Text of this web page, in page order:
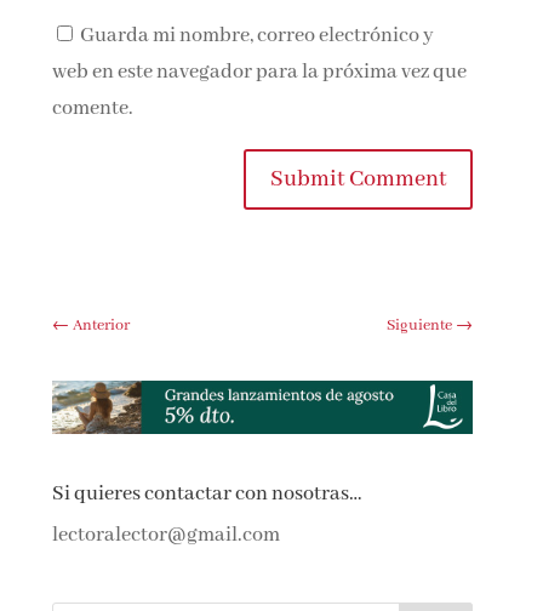
Guarda mi nombre, correo electrónico y
web en este navegador para la próxima vez que
comente.
Submit Comment
←Anterior Siguiente→
Si quieres contactar con nosotras…
lectoralector@gmail.com